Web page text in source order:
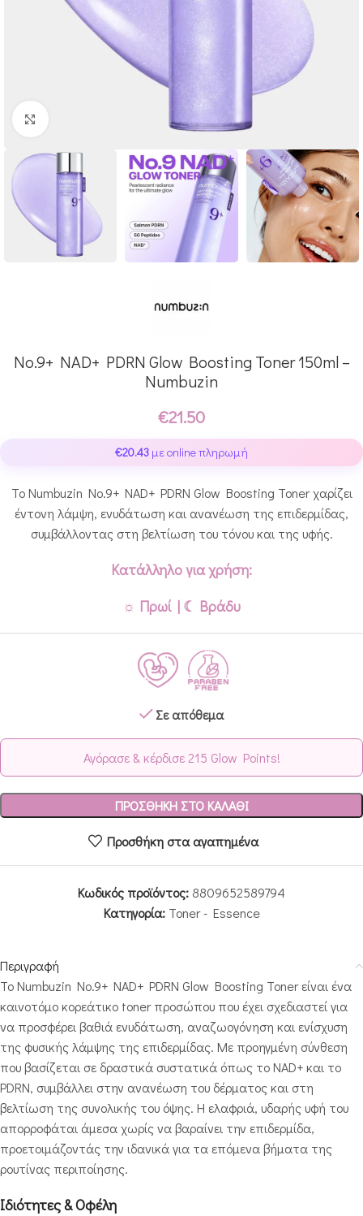
No.9+ NAD+ PDRN Glow Boosting Toner 150ml –
Numbuzin
€21.50
€20.43 με online πληρωμή
Το Numbuzin No.9+ NAD+ PDRN Glow Boosting Toner χαρίζει
έντονη λάμψη, ενυδάτωση και ανανέωση της επιδερμίδας,
συμβάλλοντας στη βελτίωση του τόνου και της υφής.
Κατάλληλο για χρήση:
☼ Πρωί | ☾ Βράδυ
Σε απόθεμα
Αγόρασε & κέρδισε 215 Glow Points!
ΠΡΟΣΘΉΚΗ ΣΤΟ ΚΑΛΆΘΙ
Προσθήκη στα αγαπημένα
Κωδικός προϊόντος: 8809652589794
Κατηγορία: Toner - Essence
Περιγραφή
Το Numbuzin No.9+ NAD+ PDRN Glow Boosting Toner είναι ένα
καινοτόμο κορεάτικο toner προσώπου που έχει σχεδιαστεί για
να προσφέρει βαθιά ενυδάτωση, αναζωογόνηση και ενίσχυση
της φυσικής λάμψης της επιδερμίδας. Με προηγμένη σύνθεση
που βασίζεται σε δραστικά συστατικά όπως το NAD+ και το
PDRN, συμβάλλει στην ανανέωση του δέρματος και στη
βελτίωση της συνολικής του όψης. Η ελαφριά, υδαρής υφή του
απορροφάται άμεσα χωρίς να βαραίνει την επιδερμίδα,
προετοιμάζοντάς την ιδανικά για τα επόμενα βήματα της
ρουτίνας περιποίησης.
Ιδιότητες & Οφέλη